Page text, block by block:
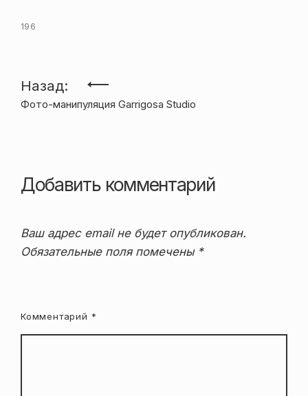
196
Навигация
по
Назад:
Фото-манипуляция Garrigosa Studio
Добавить комментарий
Ваш адрес email не будет опубликован.
Обязательные поля помечены *
Комментарий *